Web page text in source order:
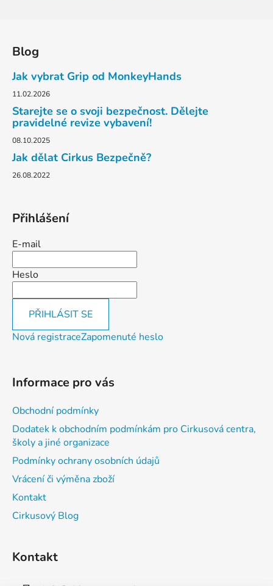
Blog
Jak vybrat Grip od MonkeyHands
11.02.2026
Starejte se o svoji bezpečnost. Dělejte
pravidelné revize vybavení!
08.10.2025
Jak dělat Cirkus Bezpečně?
26.08.2022
Přihlášení
E-mail
Heslo
PŘIHLÁSIT SE
Nová registraceZapomenuté heslo
Informace pro vás
Obchodní podmínky
Dodatek k obchodním podmínkám pro Cirkusová centra,
školy a jiné organizace
Podmínky ochrany osobních údajů
Vrácení či výměna zboží
Kontakt
Cirkusový Blog
Kontakt